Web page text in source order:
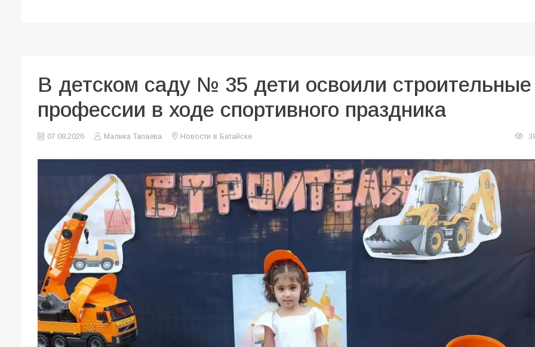
В детском саду № 35 дети освоили строительные
профессии в ходе спортивного праздника
07.08.2026 Малика Тапаева Новости в Батайске